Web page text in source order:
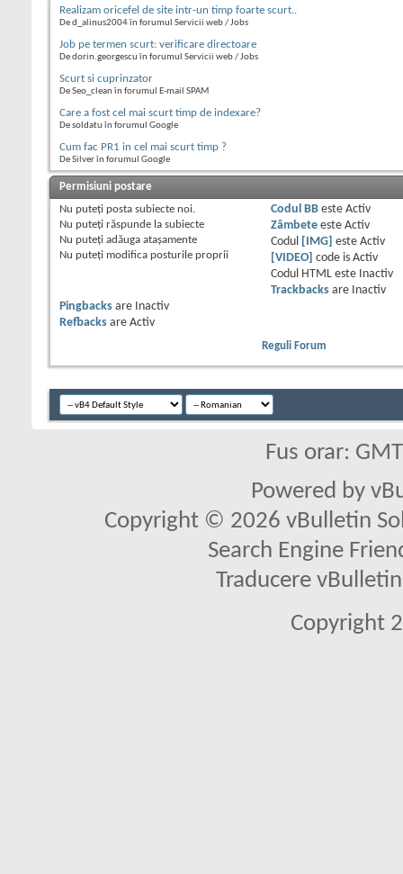
Realizam oricefel de site intr-un timp foarte scurt..
De d_alinus2004 în forumul Servicii web / Jobs
Job pe termen scurt: verificare directoare
De dorin.georgescu în forumul Servicii web / Jobs
Scurt si cuprinzator
De Seo_clean în forumul E-mail SPAM
Care a fost cel mai scurt timp de indexare?
De soldatu în forumul Google
Cum fac PR1 in cel mai scurt timp ?
De Silver în forumul Google
Permisiuni postare
Nu puteţi posta subiecte noi.
Nu puteţi răspunde la subiecte
Nu puteţi adăuga ataşamente
Nu puteţi modifica posturile proprii
Codul BBeste Activ
Zâmbeteeste Activ
Codul
[IMG] este Activ
[VIDEO] code is Activ
Codul HTML este
Inactiv
Trackbacksare
Inactiv
Pingbacks are
Inactiv
Refbacks are Activ
Reguli Forum
Fus orar:
Powered by
Copyright © 2026 vBulletin
Search Engine
Traducere
Copyright